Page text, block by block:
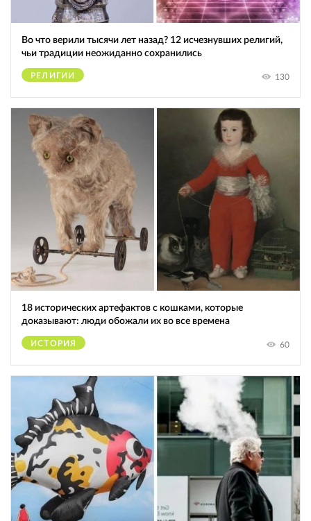
Во что верили тысячи лет назад? 12 исчезнувших религий,
чьи традиции неожиданно сохранились
РЕЛИГИИ 130
18 исторических артефактов с кошками, которые
доказывают: люди обожали их во все времена
ИСТОРИЯ 60